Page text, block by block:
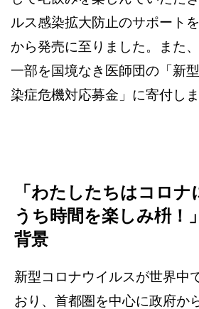
ルス感染拡大防止のサポート
から発売に至りました。また
一部を国境なき医師団の「新
染症危機対応募金」に寄付しま
「わたしたちはコロ
うち時間を楽しみ枡！
背景
新型コロナウイルスが世界中
おり、首都圏を中心に政府か